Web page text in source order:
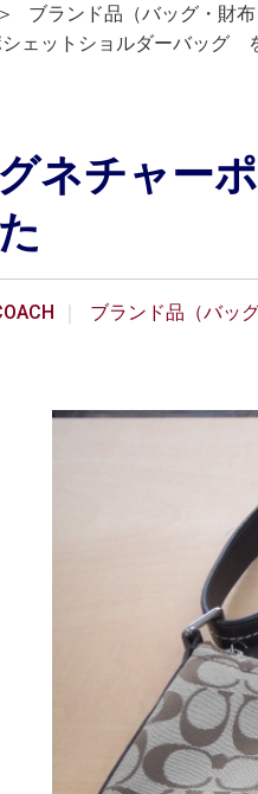
＞ ブランド品（バッグ・財布
ェットショルダーバッグ
ネチャー
ブランド品（バッ